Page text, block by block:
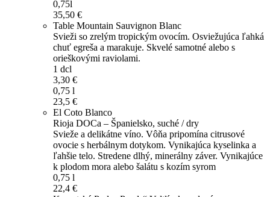
0,75l
35,50 €
Table Mountain Sauvignon Blanc
Svieži so zrelým tropickým ovocím. Osviežujúca ľahká
chuť egreša a marakuje. Skvelé samotné alebo s
orieškovými raviolami.
1 dcl
3,30 €
0,75 l
23,5 €
El Coto Blanco
Rioja DOCa – Španielsko, suché / dry
Svieže a delikátne víno. Vôňa pripomína citrusové
ovocie s herbálnym dotykom. Vynikajúca kyselinka a
ľahšie telo. Stredene dlhý, minerálny záver. Vynikajúce
k plodom mora alebo šalátu s kozím syrom
0,75 l
22,4 €